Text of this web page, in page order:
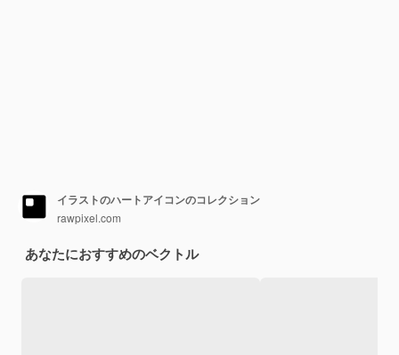
イラストのハートアイコンのコレクション
rawpixel.com
あなたにおすすめのベクトル